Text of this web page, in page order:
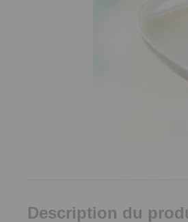
Description du